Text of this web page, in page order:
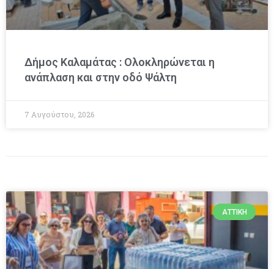
Δήμος Καλαμάτας : Ολοκληρώνεται η
ανάπλαση και στην οδό Ψάλτη
7 Αυγούστου, 2026
ΑΤΤΙΚΉ